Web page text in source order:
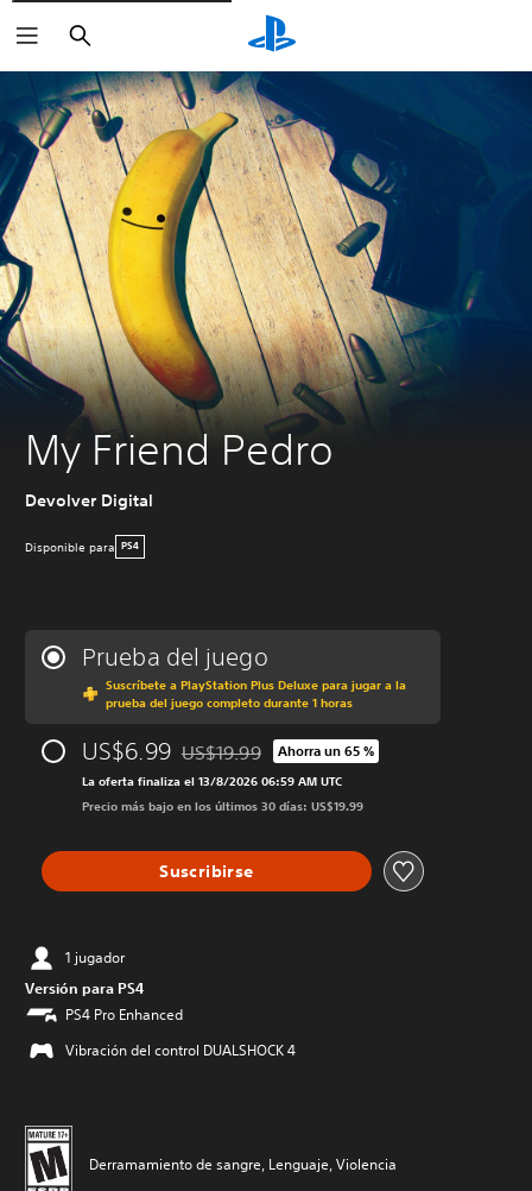
Buscar
My Friend Pedro
Devolver Digital
Disponible para PS4
Prueba del juego
Suscríbete a PlayStation Plus Deluxe para jugar a la
prueba del juego completo durante 1 horas
US$6.99 Rebajado del precio original de US$19.99
US$19.99 Ahorra un 65 %
La oferta finaliza el 13/8/2026 06:59 AM UTC
Precio más bajo en los últimos 30 días: US$19.99
Suscribirse
1 jugador
Versión para PS4
PS4 Pro Enhanced
Vibración del control DUALSHOCK 4
Derramamiento de sangre, Lenguaje, Violencia